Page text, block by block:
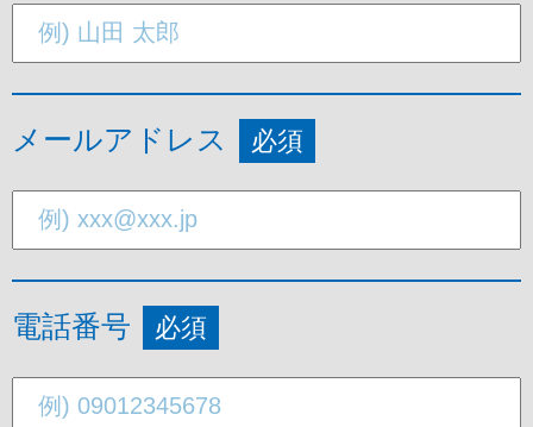
メールアドレス 必須
電話番号 必須